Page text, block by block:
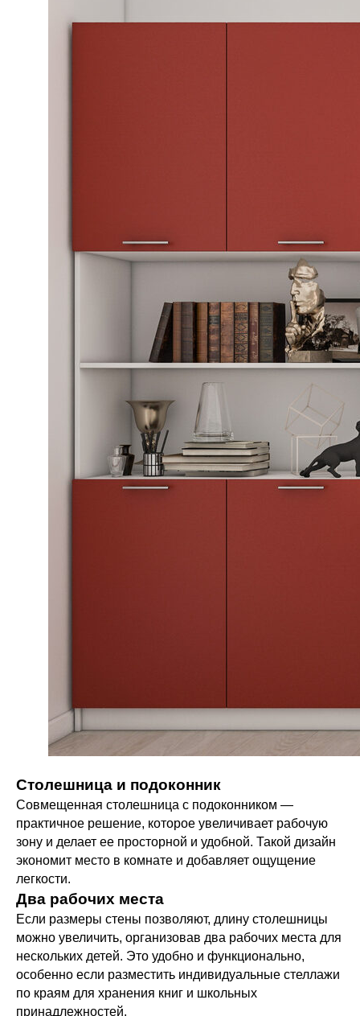
Столешница и подоконник
Совмещенная столешница с подоконником —
практичное решение, которое увеличивает рабочую
зону и делает ее просторной и удобной. Такой дизайн
экономит место в комнате и добавляет ощущение
легкости.
Два рабочих места
Если размеры стены позволяют, длину столешницы
можно увеличить, организовав два рабочих места для
нескольких детей. Это удобно и функционально,
особенно если разместить индивидуальные стеллажи
по краям для хранения книг и школьных
принадлежностей.